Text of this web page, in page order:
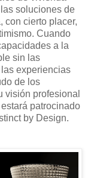
soluciones de
con cierto placer,
Cuando
a la
sin las
experiencias
de los
visión profesional
patrocinado
by Design.